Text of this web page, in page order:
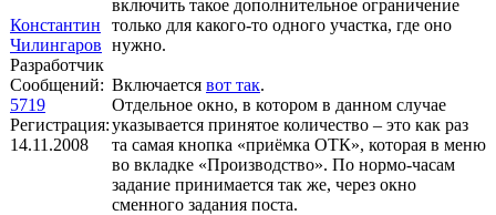
Константин
Чилингаров
Разработчик
Сообщений:
5719
Регистрация:
14.11.2008
включить такое дополнительное ограничение
только для какого-то одного участка, где оно
нужно.
Включается вот так.
Отдельное окно, в котором в данном случае
указывается принятое количество – это как раз
та самая кнопка «приёмка ОТК», которая в меню
во вкладке «Производство». По нормо-часам
задание принимается так же, через окно
сменного задания поста.